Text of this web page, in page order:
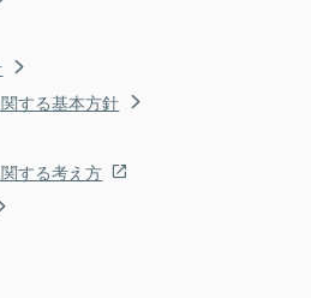
する基本方針
する考え方